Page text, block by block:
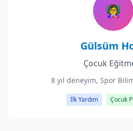
👩‍🏫
Gülsüm
Çocuk
8 yıl deneyim, Spor
İlk Yardım Çocuk